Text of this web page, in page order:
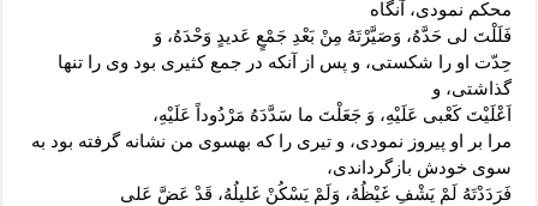
محکم نمودى، آنگاه
فَلَلْتَ لى حَدَّهُ، وَصَيَّرْتَهُ مِنْ بَعْدِ جَمْعٍ عَديدٍ وَحْدَهُ، وَ
حِدّت او را شکستى، و پس از آنکه در جمع کثیرى بود وى را تنها
گذاشتى، و
اَعْلَيْتَ كَعْبى عَلَيْهِ، وَ جَعَلْتَ ما سَدَّدَهُ مَرْدُوداً عَلَيْهِ،
مرا بر او پیروز نمودى، و تیرى را که به‏سوى من نشانه گرفته بود به
سوى خودش بازگرداندى،
فَرَدَدْتَهُ لَمْ يَشْفِ غَيْظُهُ، وَلَمْ يَسْكُنْ غَليلُهُ، قَدْ عَضَّ عَلى‏